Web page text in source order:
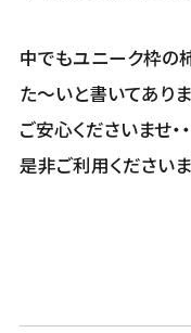
中でもユニーク枠の
た～いと書いてありま
ご安心くださいませ・
是非ご利用くださいま